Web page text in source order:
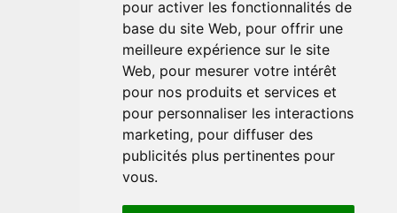
pour activer les fonctionnalités de
base du site Web, pour offrir une
meilleure expérience sur le site
Web, pour mesurer votre intérêt
pour nos produits et services et
pour personnaliser les interactions
marketing, pour diffuser des
publicités plus pertinentes pour
vous.